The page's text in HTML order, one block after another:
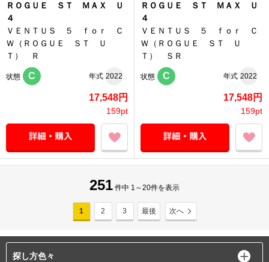
ＲＯＧＵＥ ＳＴ ＭＡＸ Ｕ
４
ＶＥＮＴＵＳ ５ ｆｏｒ Ｃ
Ｗ（ＲＯＧＵＥ ＳＴ Ｕ
Ｔ） Ｒ
状態 C 年式 2022
17,548円
159pt
ＲＯＧＵＥ ＳＴ ＭＡＸ Ｕ
４
ＶＥＮＴＵＳ ５ ｆｏｒ Ｃ
Ｗ（ＲＯＧＵＥ ＳＴ Ｕ
Ｔ） ＳＲ
状態 C 年式 2022
17,548円
159pt
251 件中 1～20件を表示
1 2 3 最後 次へ
探し方色々